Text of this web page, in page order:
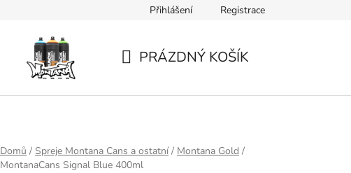
Přihlášení Registrace
PRÁZDNÝ KOŠÍK
Domů / Spreje Montana Cans a ostatní / Montana Gold /
MontanaCans Signal Blue 400ml